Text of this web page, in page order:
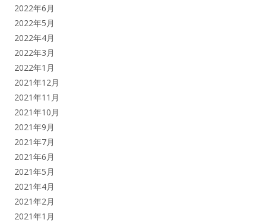
2022年6月
2022年5月
2022年4月
2022年3月
2022年1月
2021年12月
2021年11月
2021年10月
2021年9月
2021年7月
2021年6月
2021年5月
2021年4月
2021年2月
2021年1月